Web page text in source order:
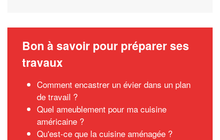
Bon à savoir pour préparer ses
travaux
Comment encastrer un évier dans un plan
de travail ?
Quel ameublement pour ma cuisine
américaine ?
Qu'est-ce que la cuisine aménagée ?